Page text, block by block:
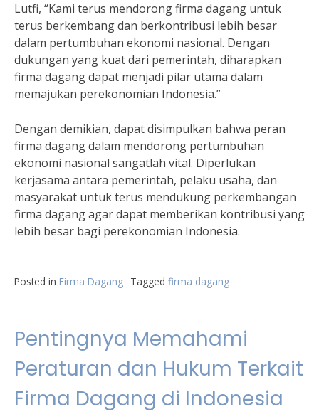
Lutfi, “Kami terus mendorong firma dagang untuk
terus berkembang dan berkontribusi lebih besar
dalam pertumbuhan ekonomi nasional. Dengan
dukungan yang kuat dari pemerintah, diharapkan
firma dagang dapat menjadi pilar utama dalam
memajukan perekonomian Indonesia.”
Dengan demikian, dapat disimpulkan bahwa peran
firma dagang dalam mendorong pertumbuhan
ekonomi nasional sangatlah vital. Diperlukan
kerjasama antara pemerintah, pelaku usaha, dan
masyarakat untuk terus mendukung perkembangan
firma dagang agar dapat memberikan kontribusi yang
lebih besar bagi perekonomian Indonesia.
Posted in Firma Dagang Tagged firma dagang
Pentingnya Memahami
Peraturan dan Hukum Terkait
Firma Dagang di Indonesia